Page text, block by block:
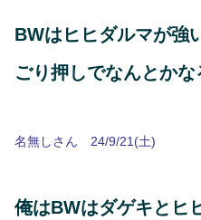
BWはヒヒダルマが強
ごり押しでなんとか
名無しさん 24/9/21(土)
俺はBWはダゲキとヒ